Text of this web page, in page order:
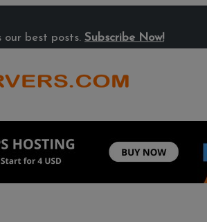
our best posts. Subscribe Now!